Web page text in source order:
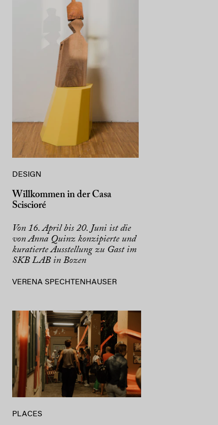
DESIGN
Willkommen in der Casa
Sciscioré
Von 16. April bis 20. Juni ist die
von Anna Quinz konzipierte und
kuratierte Ausstellung zu Gast im
SKB LAB in Bozen
VERENA SPECHTENHAUSER
PLACES